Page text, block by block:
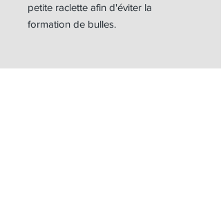
petite raclette afin d'éviter la
formation de bulles.